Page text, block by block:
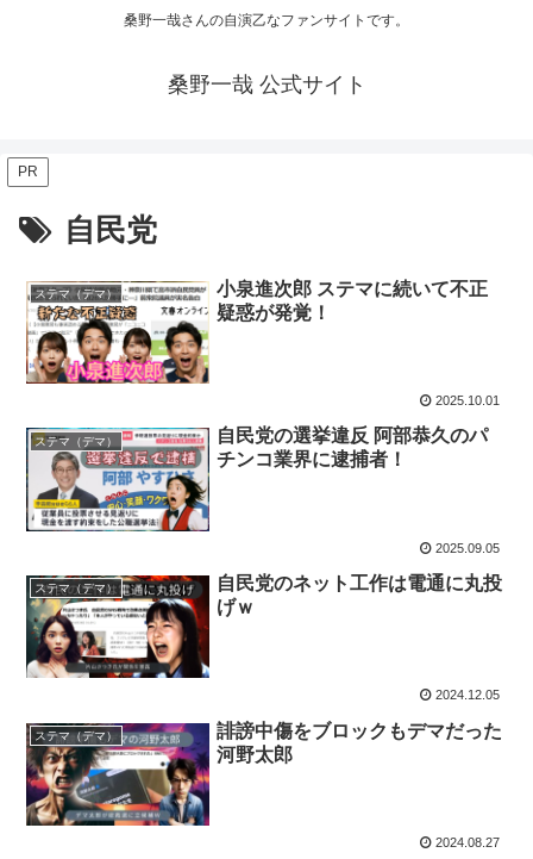
桑野一哉さんの自演乙なファンサイトです。
桑野一哉 公式サイト
PR
自民党
ステマ（デマ）
小泉進次郎 ステマに続いて不正
疑惑が発覚！
2025.10.01
ステマ（デマ）
自民党の選挙違反 阿部恭久のパ
チンコ業界に逮捕者！
2025.09.05
ステマ（デマ）
自民党のネット工作は電通に丸投
げｗ
2024.12.05
ステマ（デマ）
誹謗中傷をブロックもデマだった
河野太郎
2024.08.27